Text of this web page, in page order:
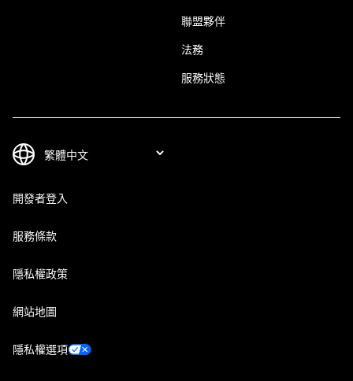
聯盟夥伴
法務
服務狀態
開發者登入
服務條款
隱私權政策
網站地圖
隱私權選項